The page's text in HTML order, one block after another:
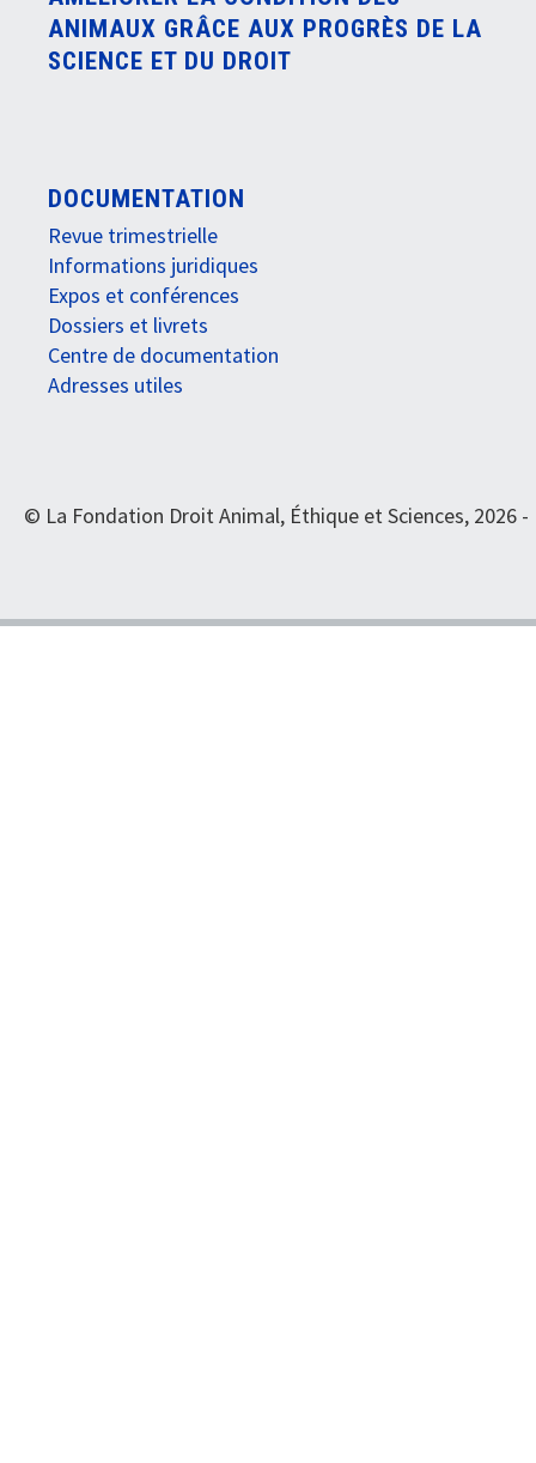
ANIMAUX GRÂCE AUX PROGRÈS DE LA
SCIENCE ET DU DROIT
DOCUMENTATION
Revue trimestrielle
Informations juridiques
Expos et conférences
Dossiers et livrets
Centre de documentation
Adresses utiles
© La Fondation Droit Animal, Éthique et Sciences, 2026 -